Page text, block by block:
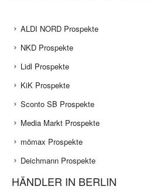
ALDI NORD Prospekte
NKD Prospekte
Lidl Prospekte
KiK Prospekte
Sconto SB Prospekte
Media Markt Prospekte
mömax Prospekte
Deichmann Prospekte
HÄNDLER IN BERLIN